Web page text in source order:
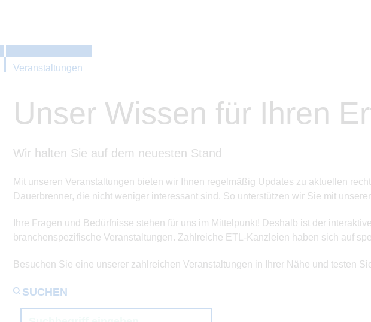
Veranstaltungen
Unser Wissen für Ihren
Wir halten Sie auf dem neuesten Stand
Mit unseren Veranstaltungen bieten wir Ihnen regelmäßig Updates zu aktuellen
Dauerbrenner, die nicht weniger interessant sind. So unterstützen wir Sie mit
Ihre Fragen und Bedürfnisse stehen für uns im Mittelpunkt! Deshalb ist der
branchenspezifische Veranstaltungen. Zahlreiche ETL-Kanzleien haben sich auf
Besuchen Sie eine unserer zahlreichen Veranstaltungen in Ihrer Nähe und testen
SUCHEN